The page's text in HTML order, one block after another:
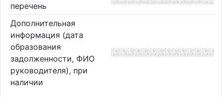
перечень
Дополнительная
информация (дата
образования
задолженности, ФИО
руководителя), при
наличии